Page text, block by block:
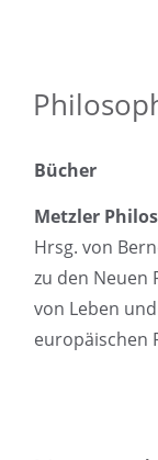
Bücher
Metzler
Hrsg. von
zu den Neuen
von Leben
europäischen